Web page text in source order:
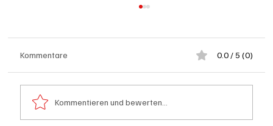
Kommentare 0.0 / 5 (0)
Kommentieren und bewerten...